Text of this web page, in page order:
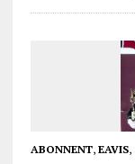
ABONNENT, EAVIS,